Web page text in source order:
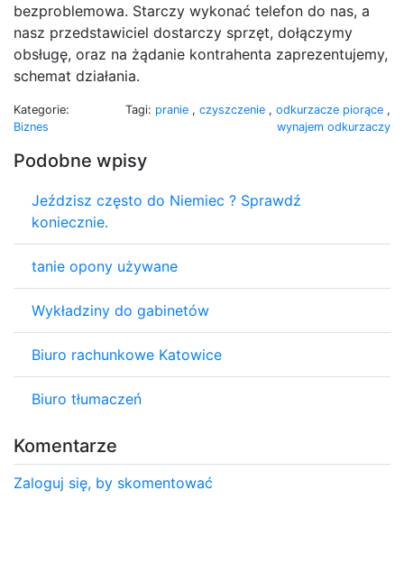
bezproblemowa. Starczy wykonać telefon do nas, a
nasz przedstawiciel dostarczy sprzęt, dołączymy
obsługę, oraz na żądanie kontrahenta zaprezentujemy,
schemat działania.
Kategorie:
Biznes
Tagi: pranie , czyszczenie , odkurzacze piorące ,
wynajem odkurzaczy
Podobne wpisy
Jeździsz często do Niemiec ? Sprawdź
koniecznie.
tanie opony używane
Wykładziny do gabinetów
Biuro rachunkowe Katowice
Biuro tłumaczeń
Komentarze
Zaloguj się, by skomentować